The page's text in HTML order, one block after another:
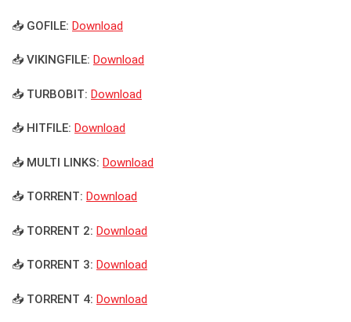
📥 GOFILE: Download
📥 VIKINGFILE: Download
📥 TURBOBIT: Download
📥 HITFILE: Download
📥 MULTI LINKS: Download
📥 TORRENT: Download
📥 TORRENT 2: Download
📥 TORRENT 3: Download
📥 TORRENT 4: Download